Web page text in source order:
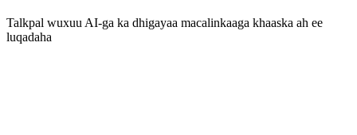
Talkpal wuxuu AI-ga ka dhigayaa macalinkaaga khaaska ah ee
luqadaha